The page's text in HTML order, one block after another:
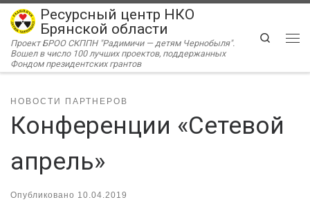
Перейти к содержимому
Ресурсный центр НКО
Брянской области
Проект БРОО СКППН "Радимичи — детям Чернобыля".
Вошел в число 100 лучших проектов, поддержанных
Фондом президентских грантов
Search
НОВОСТИ ПАРТНЕРОВ
Конференции «Сетевой
апрель»
Опубликовано 10.04.2019